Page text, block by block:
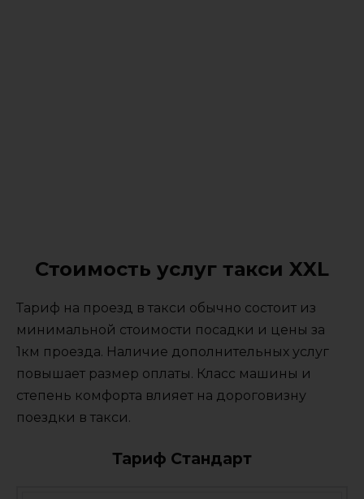
Стоимость услуг такси XXL
Тариф на проезд в такси обычно состоит из
минимальной стоимости посадки и цены за
1км проезда. Наличие дополнительных услуг
повышает размер оплаты. Класс машины и
степень комфорта влияет на дороговизну
поездки в такси.
Тариф Стандарт